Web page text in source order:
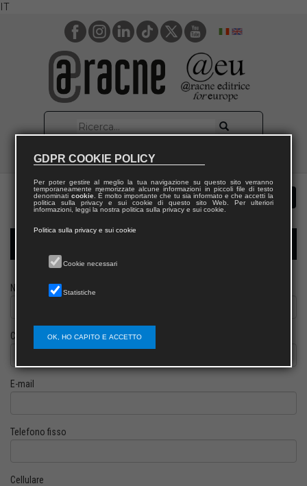
IT
Nome
Cognome
E-mail
Telefono fisso
Cellulare
GDPR COOKIE POLICY
Per poter gestire al meglio la tua navigazione su questo sito verranno
temporaneamente memorizzate alcune informazioni in piccoli file di testo
denominati cookie. È molto importante che tu sia informato e che accetti la
politica sulla privacy e sui cookie di questo sito Web. Per ulteriori
informazioni, leggi la nostra politica sulla privacy e sui cookie.
Politica sulla privacy e sui cookie
Cookie necessari
Statistiche
OK, HO CAPITO E ACCETTO